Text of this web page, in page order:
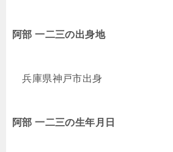
阿部 一二三の出身地
兵庫県神戸市出身
阿部 一二三の生年月日